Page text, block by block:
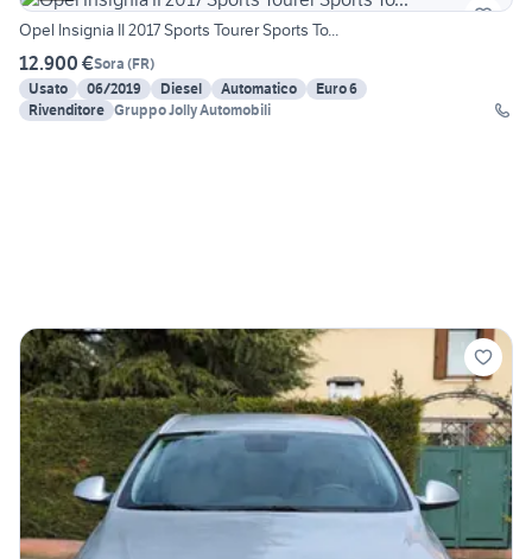
Opel Insignia II 2017 Sports Tourer Sports To...
12.900 €Sora (FR)
Usato
06/2019 Diesel Automatico
Euro 6
Rivenditore Gruppo Jolly Automobili